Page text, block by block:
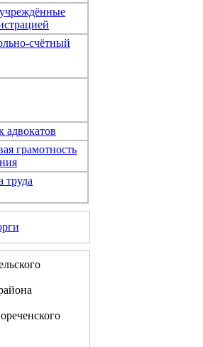
счётный
адвокатов
грамотность
труда